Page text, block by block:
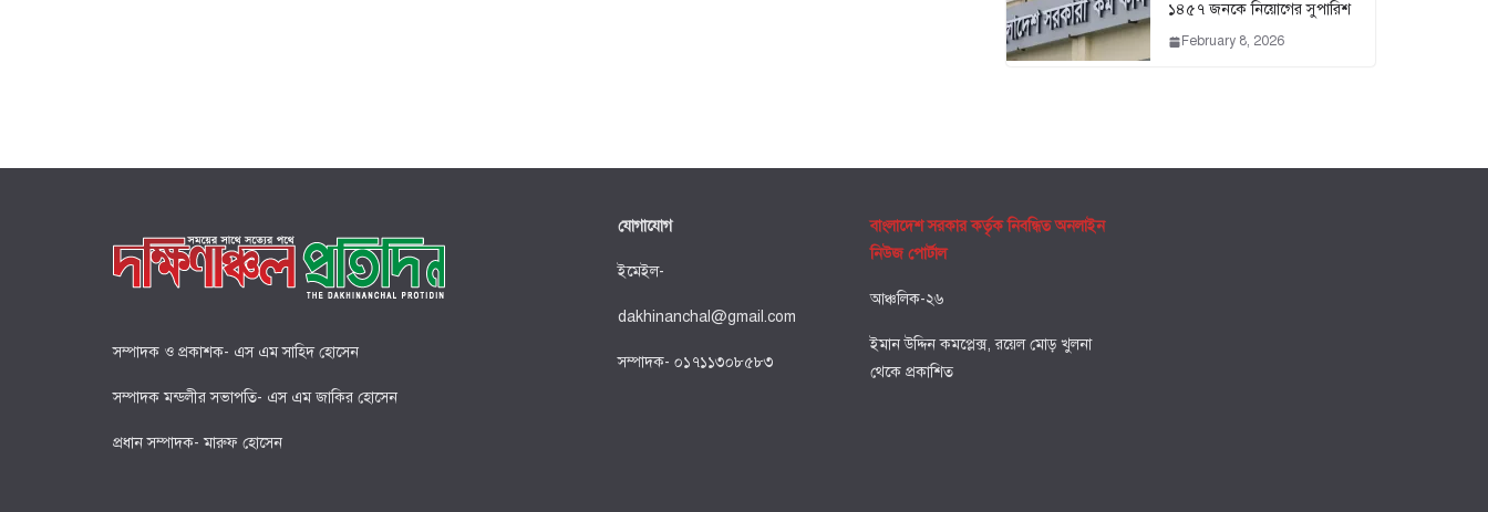
১৪৫৭ জনকে নিয়োগের সুপারিশ
February 8, 2026
সম্পাদক ও প্রকাশক- এস এম সাহিদ হোসেন
সম্পাদক মন্ডলীর সভাপতি- এস এম জাকির হোসেন
প্রধান সম্পাদক- মারুফ হোসেন
যোগাযোগ
ইমেইল-
dakhinanchal@gmail.com
সম্পাদক- ০১৭১১৩০৮৫৮৩
বাংলাদেশ সরকার কর্তৃক নিবন্ধিত অনলাইন
নিউজ পোর্টাল
আঞ্চলিক-২৬
ইমান উদ্দিন কমপ্লেক্স, রয়েল মোড় খুলনা
থেকে প্রকাশিত